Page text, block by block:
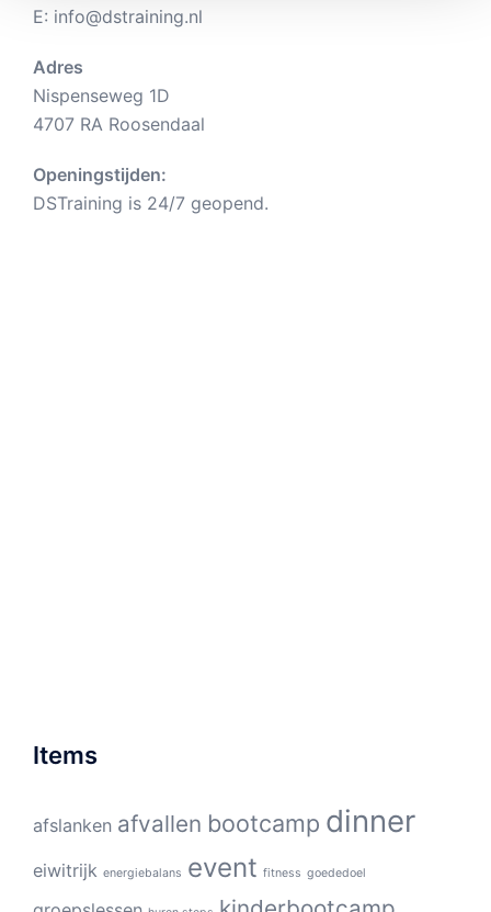
E: info@dstraining.nl
Adres
Nispenseweg 1D
4707 RA Roosendaal
Openingstijden:
DSTraining is 24/7 geopend.
Items
afslanken afvallen bootcamp dinner
eiwitrijk energiebalans event fitness goededoel